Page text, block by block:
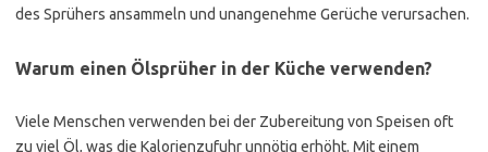
des Sprühers ansammeln und unangenehme Gerüche verursachen.
Warum einen Ölsprüher in der Küche verwenden?
Viele Menschen verwenden bei der Zubereitung von Speisen oft
zu viel Öl, was die Kalorienzufuhr unnötig erhöht. Mit einem